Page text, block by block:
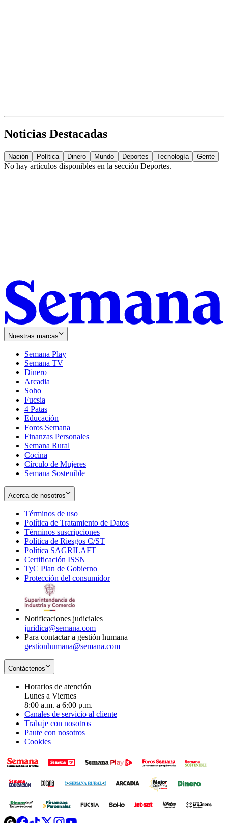
Noticias Destacadas
Nación Política Dinero Mundo Deportes Tecnología Gente
No hay artículos disponibles en la sección Deportes.
Nuestras marcas
Semana Play
Semana TV
Dinero
Arcadia
Soho
in
new
window
Fucsia
in
new
window
4 Patas
Educación
Foros Semana
Finanzas Personales
Semana Rural
Cocina
Círculo de Mujeres
Semana Sostenible
Acerca de nosotros
Términos de uso
in
new
window
Política de Tratamiento de Datos
Términos suscripciones
in
Política de Riesgos C/ST
Política SAGRILAFT
new
window
Certificación ISSN
in
new
TyC Plan de Gobierno
in
Protección del consumidorOpens
Notificaciones judiciales
juridica@semana.com
Para contactar a gestión humana
gestionhumana@semana.com
Contáctenos
Horarios de atención
Lunes a Viernes
8:00 a.m. a 6:00 p.m.
Canales de servicio al cliente
Trabaje con nosotros
Paute con nosotros
Cookies
OpensOpensOpensOpens